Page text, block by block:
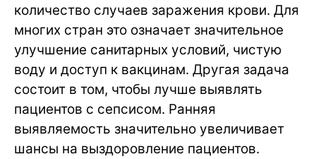
количество случаев заражения крови. Для
многих стран это означает значительное
улучшение санитарных условий, чистую
воду и доступ к вакцинам. Другая задача
состоит в том, чтобы лучше выявлять
пациентов с сепсисом. Ранняя
выявляемость значительно увеличивает
шансы на выздоровление пациентов.